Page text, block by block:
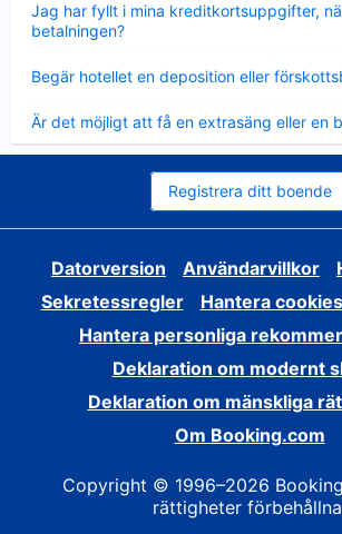
Jag har fyllt i mina kreditkortsuppgifter,
betalningen?
mindre
Begär hotellet en deposition eller
mindre
Är det möjligt att få en extrasäng eller en
mindre
Registrera ditt boende
Datorversion Användarvillkor
Sekretessregler
Hantera
Hantera personliga
Deklaration om modernt
Deklaration om mänskliga
Om Booking.com
Copyright © 1996–2026
rättigheter